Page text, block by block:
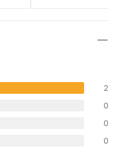
2
0
0
0